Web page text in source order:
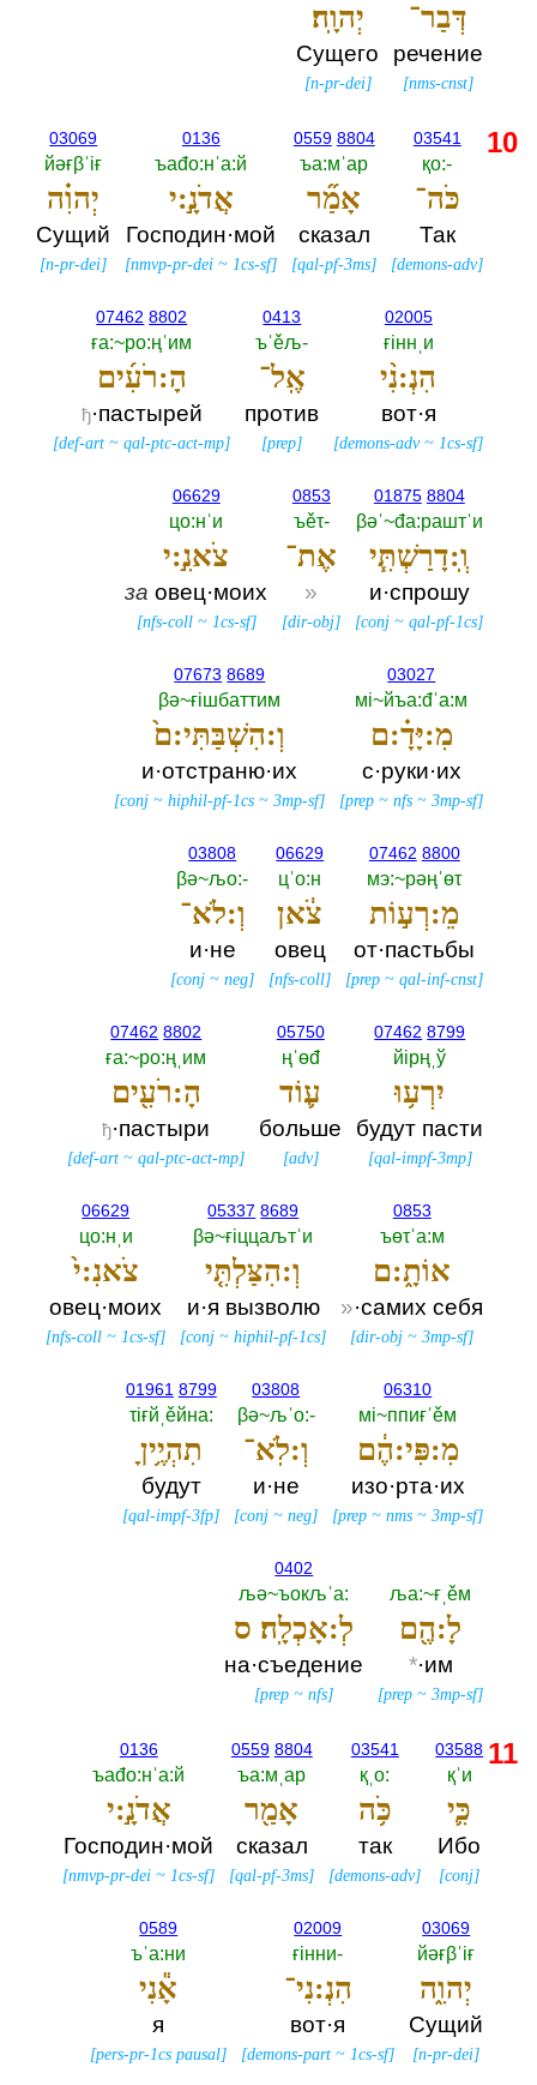
דְּבַר־
речение
[nms-cnst]
יְהוָֽה׃
Сущего
[n-pr-dei]
03541
қо:-‎
כֹּה־
Так
[demons-adv]
0559 8804
ъа:мˈар
אָמַ֞ר
сказал
[qal-pf-3ms]
0136
ъаđо:нˈа:й
אֲדֹנָ֣:י
Господин·мой
[nmvp-pr-dei ~1cs-sf]
03069
йәғβˈiғ
יְהוִ֗ה
Сущий
[n-pr-dei]
02005
ғiннˌи
הִנְ:נִ֨י
вот·я
[demons-adv~1cs-sf]
0413
ъˈěљ-‎
אֶֽל־
против
[prep]
07462 8802
ға:~ро:ңˈим
הָ:רֹעִ֜ים
ђ·пастырей
[def-art ~qal-ptc-act-mp]
01875 8804
βәˈ~đа:раштˈи
וְֽ:דָרַשְׁתִּ֧י
и·спрошу
[conj ~qal-pf-1cs]
0853
ъěτ-‎
אֶת־
»
[dir-obj]
06629
цо:нˈи
צֹאנִ֣:י
за овец·моих
[nfs-coll~ 1cs-sf]
03027
мi~йъа:đˈа:м
מִ:יָּדָ֗:ם
с·руки·их
[prep ~nfs ~3mp-sf]
07673 8689
βә~ғiшбаттим
וְ:הִשְׁבַּתִּי:ם֙
и·отстраню·их
[conj ~hiphil-pf-1cs ~3mp-sf]
07462 8800
мэ:~рәңˈөτ
מֵ:רְע֣וֹת
от·пастьбы
[prep ~qal-inf-cnst]
06629
цˈо:н
צֹ֔אן
овец
[nfs-coll]
03808
βә~љо:-‎
וְ:לֹא־
и·не
[conj ~neg]
07462 8799
йiрңˌў
יִרְע֥וּ
будут пасти
[qal-impf-3mp]
05750
ңˈөđ
ע֛וֹד
больше
[adv]
07462 8802
ға:~ро:ңˌим
הָ:רֹעִ֖ים
ђ·пастыри
[def-art ~qal-ptc-act-mp]
0853
ъөτˈа:м
אוֹתָ֑:ם
»·самих себя
[dir-obj ~3mp-sf]
05337 8689
βә~ғiццаљтˈи
וְ:הִצַּלְתִּ֤י
и·я вызволю
[conj ~hiphil-pf-1cs]
06629
цо:нˌи
צֹאנִ:י֙
овец·моих
[nfs-coll ~1cs-sf]
06310
мi~ппиғˈěм
מִ:פִּי:הֶ֔ם
изо·рта·их
[prep ~nms ~3mp-sf]
03808
βә~љˈо:-‎
וְ:לֹֽא־
и·не
[conj ~neg]
01961 8799
τiғйˌěйна:‎
תִהְיֶ֥יןָ
будут
[qal-impf-3fp]
ља:~ғˌěм
לָ:הֶ֖ם
*·им
[prep ~3mp-sf]
0402
љә~ъокљˈа:‎
לְ:אָכְלָֽה׃ ס
на·съедение
[prep ~nfs]
10
03588
қˈи
כִּ֛י
Ибо
[conj]
03541
қˌо:‎
כֹּ֥ה
так
[demons-adv]
0559 8804
ъа:мˌар
אָמַ֖ר
сказал
[qal-pf-3ms]
0136
ъаđо:нˈа:й
אֲדֹנָ֣:י
Господин·мой
[nmvp-pr-dei ~1cs-sf]
03069
йәғβˈiғ
יְהוִ֑ה
Сущий
[n-pr-dei]
02009
ғiнни-‎
הִנְ:נִי־
вот·я
[demons-part ~1cs-sf]
0589
ъˈа:ни
אָ֕נִי
я
[pers-pr-1cs pausal]
11